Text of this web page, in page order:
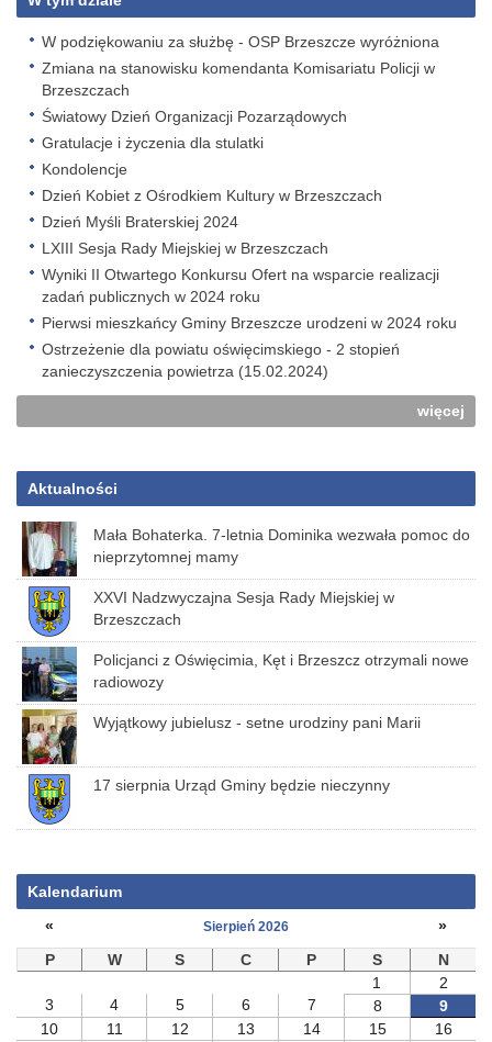
W podziękowaniu za służbę - OSP Brzeszcze wyróżniona
Zmiana na stanowisku komendanta Komisariatu Policji w
Brzeszczach
Światowy Dzień Organizacji Pozarządowych
Gratulacje i życzenia dla stulatki
Kondolencje
Dzień Kobiet z Ośrodkiem Kultury w Brzeszczach
Dzień Myśli Braterskiej 2024
LXIII Sesja Rady Miejskiej w Brzeszczach
Wyniki II Otwartego Konkursu Ofert na wsparcie realizacji
zadań publicznych w 2024 roku
Pierwsi mieszkańcy Gminy Brzeszcze urodzeni w 2024 roku
Ostrzeżenie dla powiatu oświęcimskiego - 2 stopień
zanieczyszczenia powietrza (15.02.2024)
więcej
Aktualności
Mała Bohaterka. 7-letnia Dominika wezwała pomoc do
nieprzytomnej mamy
XXVI Nadzwyczajna Sesja Rady Miejskiej w
Brzeszczach
Policjanci z Oświęcimia, Kęt i Brzeszcz otrzymali nowe
radiowozy
Wyjątkowy jubielusz - setne urodziny pani Marii
17 sierpnia Urząd Gminy będzie nieczynny
Kalendarium
«
Sierpień 2026
»
P
W S C P S
N
1
2
3
4 5 6 7 8
9
10
11 12 13 14 15
16